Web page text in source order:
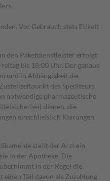
Vor Gebrauch stets Etikett
den Paketdienstleister erfolgt
bis 18:00 Uhr. Der genaue
und in Abhängigkeit der
des Spediteurs
notwendige pharmazeutische
dienen, die
einschließlich Klärungen
stellt der Arzt ein
in der Apotheke. Die
in der Regel die
Teil davon als Zuzahlung